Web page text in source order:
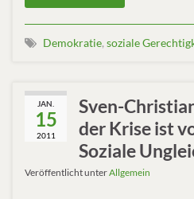
Demokratie, soziale
JAN.
15
2011
Sven-
der Krise ist
Soziale
Veröffentlicht unterAllgemein